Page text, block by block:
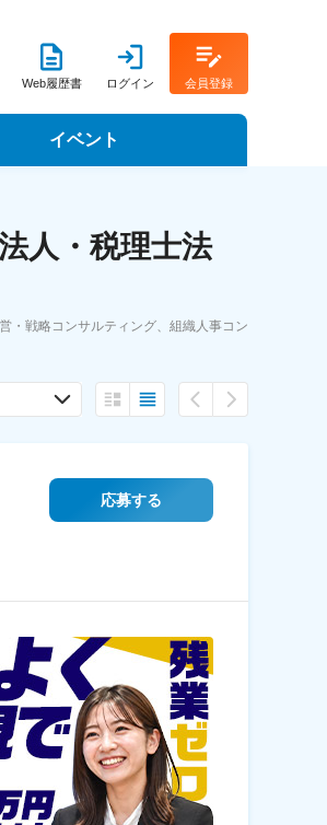
Web履歴書 ログイン 会員登録
イベント
ア 人・税理士法
・戦略コンサルティング、組織人事コン
応募する